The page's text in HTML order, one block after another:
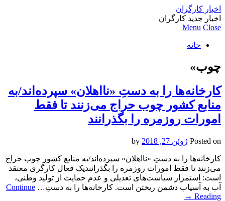
اخبار کارگران
اخبار جدید کارگران
Menu Close
خانه
چوب»
کارخانه‌ها را به دستِ «نااهلان» سپرده‌اند/به
منابع کشور چوب حراج می‌زنند تا فقط
امورات روزمره را بگذرانند
Posted on ژوئن 27, 2018
کارخانه‌ها را به دستِ «نااهلان» سپرده‌اند/به منابع کشور چوب حراج
می‌زنند تا فقط امورات روزمره را بگذرانندیک فعال کارگری معتقد
است: استمرار سیاست‌های تعدیلی و عدم حمایت از تولید وطنی،
آب به آسیاب دشمن ریختن است. کارخانه‌ها را به دستِ… Continue
Reading
→